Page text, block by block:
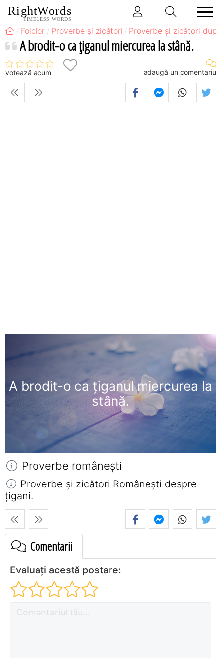
RightWords
TIMELESS WORDS
Folclor Proverbe și zicători Proverbe și zicători
A brodit-o ca ţiganul miercurea la stână.
votează acum adaugă un comentariu
A brodit-o ca ţiganul miercurea la
stână.
Proverbe româneşti
Proverbe și zicători Româneşti despre
țigani.
Comentarii
Evaluați acestă postare: